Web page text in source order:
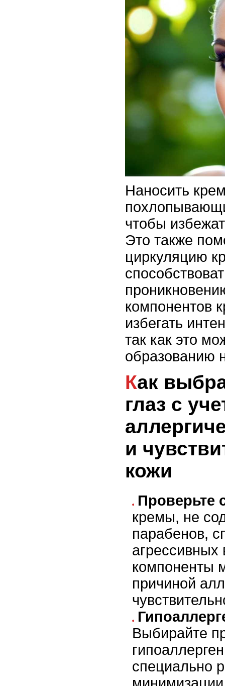
Наносить
чтобы
Это также
циркуляцию
компонентов
избегать
так как это
образованию
Как выбрать крем для
глаз с
и
кожи
Проверьте
кремы, не
парабенов,
компоненты
причиной
Выбирайте
специально